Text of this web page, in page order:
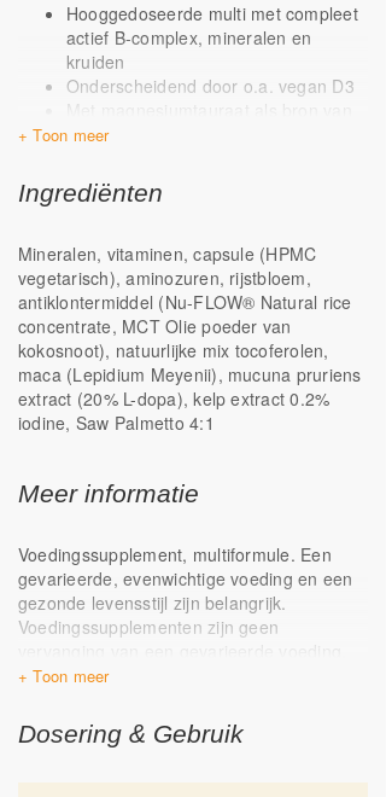
Hooggedoseerde multi met compleet
actief B-complex, mineralen en
kruiden
Onderscheidend door o.a. vegan D3
Met magnesiumtauraat als bron van
magnesium
Twee actieve vormen van vitamine
B12 Adenocobalamine en
Foliumzuur als folaat
Bevat PABA en inositol
Selenium uit natriumseleniet en
seleniummethionine
Ingrediënten
Mineralen, vitaminen, capsule (HPMC
vegetarisch), aminozuren, rijstbloem,
antiklontermiddel (Nu-FLOW® Natural rice
concentrate, MCT Olie poeder van
kokosnoot), natuurlijke mix tocoferolen,
maca (Lepidium Meyenii), mucuna pruriens
extract (20% L-dopa), kelp extract 0.2%
iodine, Saw Palmetto 4:1
Meer informatie
Voedingssupplement, multiformule. Een
gevarieerde, evenwichtige voeding en een
gezonde levensstijl zijn belangrijk.
Voedingssupplementen zijn geen
Koel, droog, donker en buiten het bereik
Nederland. Vermijd gebruik tijdens
zwangerschap en borstvoeding. Dit product
Dosering & Gebruik